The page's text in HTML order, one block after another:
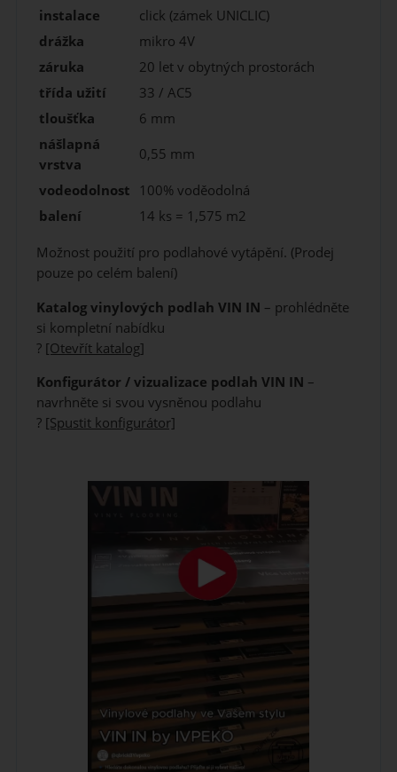
instalace
click (zámek UNICLIC)
drážka
mikro 4V
záruka
20 let v obytných prostorách
třída užití
33 / AC5
tloušťka
6 mm
nášlapná
vrstva
0,55 mm
vodeodolnost
100% voděodolná
balení
14 ks = 1,575 m2
Možnost použití pro podlahové vytápění. (Prodej
pouze po celém balení)
Katalog vinylových podlah VIN IN – prohlédněte
si kompletní nabídku
? [Otevřít katalog]
Konfigurátor / vizualizace podlah VIN IN –
navrhněte si svou vysněnou podlahu
? [Spustit konfigurátor]